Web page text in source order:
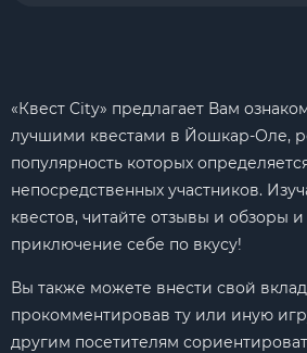
«Квест City» предлагает Вам
лучшими квестами в Йошкар-Оле,
популярность которых
непосредственных участников.
квестов, читайте отзывы и обзоры
приключение себе по вкусу!
Вы также можете внести свой
прокомментировав ту или иную
другим посетителям